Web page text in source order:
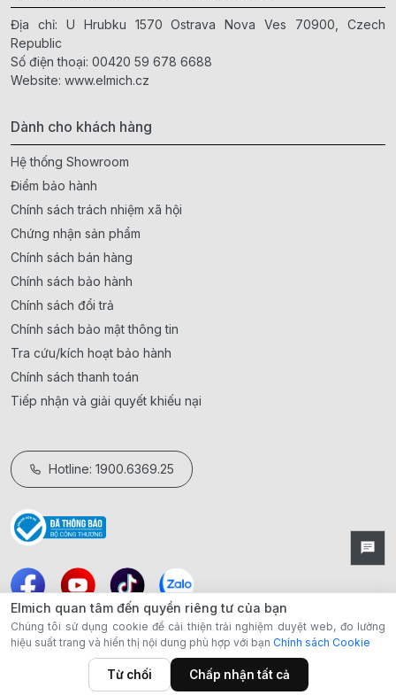
Địa chỉ: U Hrubku 1570 Ostrava Nova Ves 70900, Czech
Republic
Số điện thoại: 00420 59 678 6688
Website: www.elmich.cz
Dành cho khách hàng
Hệ thống Showroom
Điểm bảo hành
Chính sách trách nhiệm xã hội
Chứng nhận sản phẩm
Chính sách bán hàng
Chính sách bảo hành
Chính sách đổi trả
Chính sách bảo mật thông tin
Tra cứu/kích hoạt bảo hành
Chính sách thanh toán
Tiếp nhận và giải quyết khiếu nại
Hotline: 1900.6369.25
Elmich quan tâm đến quyền riêng tư của bạn
Chúng tôi sử dụng cookie để cải thiện trải nghiệm duyệt web, đo lường
hiệu suất trang và hiển thị nội dung phù hợp với bạn Chính sách Cookie
Từ chối Chấp nhận tất cả